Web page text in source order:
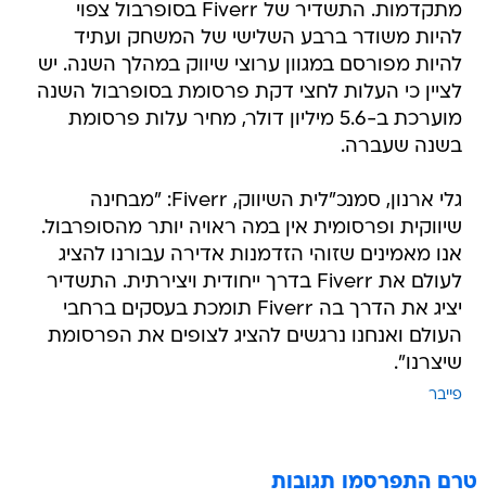
מתקדמות. התשדיר של Fiverr בסופרבול צפוי
להיות משודר ברבע השלישי של המשחק ועתיד
להיות מפורסם במגוון ערוצי שיווק במהלך השנה. יש
לציין כי העלות לחצי דקת פרסומת בסופרבול השנה
מוערכת ב-5.6 מיליון דולר, מחיר עלות פרסומת
בשנה שעברה.
גלי ארנון, סמנכ"לית השיווק, Fiverr: "מבחינה
שיווקית ופרסומית אין במה ראויה יותר מהסופרבול.
אנו מאמינים שזוהי הזדמנות אדירה עבורנו להציג
לעולם את Fiverr בדרך ייחודית ויצירתית. התשדיר
יציג את הדרך בה Fiverr תומכת בעסקים ברחבי
העולם ואנחנו נרגשים להציג לצופים את הפרסומת
שיצרנו".
פייבר
טרם התפרסמו תגובות